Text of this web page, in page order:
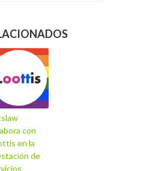
con
en la
de